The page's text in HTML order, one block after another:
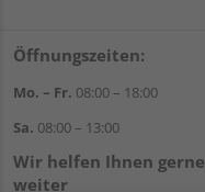
Öffnungszeiten:
Mo. – Fr. 08:00 – 18:00
Sa. 08:00 – 13:00
Wir helfen Ihnen gerne
weiter